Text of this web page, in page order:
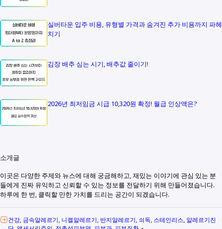
실버타운 입주 비용, 유형별 가격과 숨겨진 추가 비용까지 파헤
치기
김장 배추 심는 시기, 배추값 줄이기!
2026년 최저임금 시급 10,320원 확정! 월급 인상액은?
소개글
이곳은 다양한 주제와 뉴스에 대해 궁금해하고, 재밌는 이야기에 관심 있는 분
들에게 진짜 유익하고 신뢰할 수 있는 정보를 전달하기 위해 만들어졌습니다.
하루에 한 번, 클릭할 만한 가치를 드리는 공간이 되겠습니다.
건강 금속알레르기 니켈알레르기 반지알레르기 쇠독 스테인리스 알레르기진